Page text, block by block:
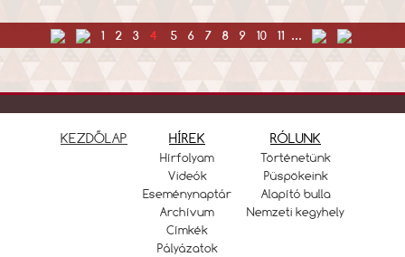
1 2 3 4 5 6 7 8 9 10 11 ...
KEZDŐLAP HÍREK
Hírfolyam
Videók
Eseménynaptár
Archívum
Címkék
Pályázatok
RÓLUNK
Történetünk
Püspökeink
Alapító bulla
Nemzeti kegyhely